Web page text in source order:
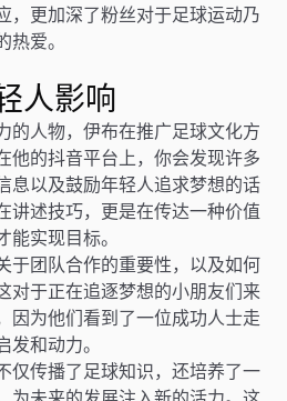
，更加深了粉丝对于足球运动乃
爱。
人影响
的人物，伊布在推广足球文化方
他的抖音平台上，你会发现许多
息以及鼓励年轻人追求梦想的话
讲述技巧，更是在传达一种价值
实现目标。
于团队合作的重要性，以及如何
对于正在追逐梦想的小朋友们来
因为他们看到了一位成功人士走
和动力。
仅传播了足球知识，还培养了一